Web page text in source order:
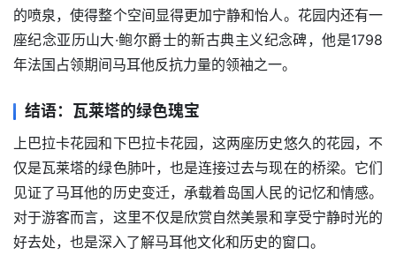
的喷泉，使得整个空间显得更加宁静和怡人。花园内还有一
座纪念亚历山大·鲍尔爵士的新古典主义纪念碑，他是1798
年法国占领期间马耳他反抗力量的领袖之一。
结语：瓦莱塔的绿色瑰宝
上巴拉卡花园和下巴拉卡花园，这两座历史悠久的花园，不
仅是瓦莱塔的绿色肺叶，也是连接过去与现在的桥梁。它们
见证了马耳他的历史变迁，承载着岛国人民的记忆和情感。
对于游客而言，这里不仅是欣赏自然美景和享受宁静时光的
好去处，也是深入了解马耳他文化和历史的窗口。